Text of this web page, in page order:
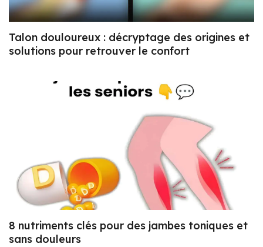
Talon douloureux : décryptage des origines et
solutions pour retrouver le confort
8 nutriments clés pour des jambes toniques et
sans douleurs